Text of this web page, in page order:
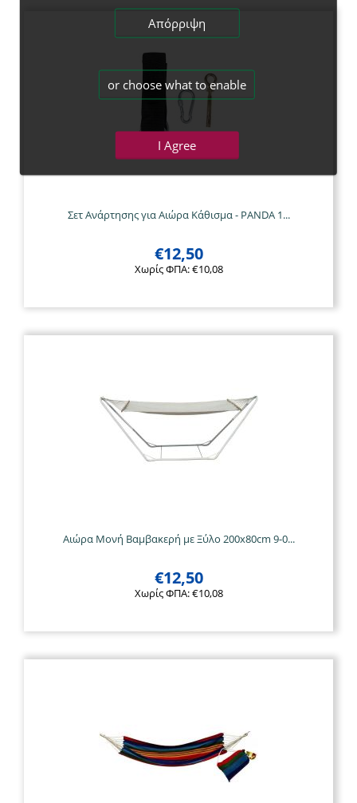
Σετ Ανάρτησης για Αιώρα Κάθισμα - PANDA 1...
€12,50
Χωρίς ΦΠΑ:€10,08
Αιώρα Μονή Βαμβακερή με Ξύλο 200x80cm 9-0...
€12,50
Χωρίς ΦΠΑ:€10,08
Απόρριψη
or choose what to enable
I Agree